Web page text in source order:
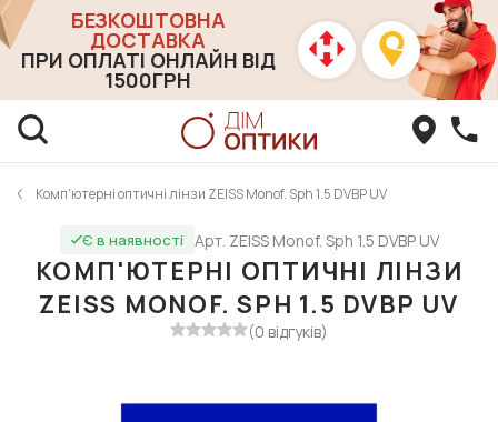
БЕЗКОШТОВНА
ДОСТАВКА
ПРИ ОПЛАТІ ОНЛАЙН ВІД
1500ГРН
Комп'ютерні оптичні лінзи ZEISS Monof. Sph 1.5 DVBP UV
Є в наявності Арт. ZEISS Monof. Sph 1.5 DVBP UV
КОМП'ЮТЕРНІ ОПТИЧНІ ЛІНЗИ
ZEISS MONOF. SPH 1.5 DVBP UV
(0 відгуків)